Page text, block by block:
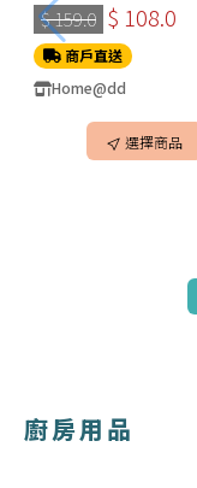
$ 159.0 $ 108.0
商戶直送
Home@dd
選擇商品
廚房用品